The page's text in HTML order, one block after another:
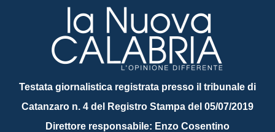
Testata giornalistica registrata presso il tribunale di
Catanzaro n. 4 del Registro Stampa del 05/07/2019
Direttore responsabile: Enzo Cosentino